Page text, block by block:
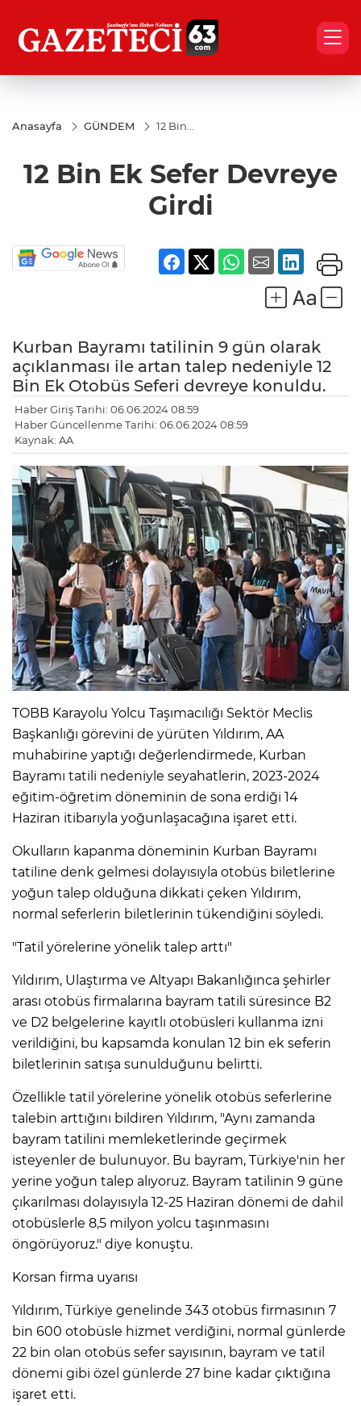
Anasayfa GÜNDEM
12 Bin
Girdi
12 Bin Ek Sefer Devreye
Girdi
Kurban Bayramı tatilinin 9 gün olarak
açıklanması ile artan talep nedeniyle 12
Bin Ek Otobüs Seferi devreye konuldu.
Haber Giriş Tarihi: 06.06.2024 08:59
Haber Güncellenme Tarihi: 06.06.2024 08:59
Kaynak: AA
TOBB Karayolu Yolcu Taşımacılığı Sektör Meclis
Başkanlığı görevini de yürüten Yıldırım, AA
muhabirine yaptığı değerlendirmede, Kurban
Bayramı tatili nedeniyle seyahatlerin, 2023-2024
eğitim-öğretim döneminin de sona erdiği 14
Haziran itibarıyla yoğunlaşacağına işaret etti.
Okulların kapanma döneminin Kurban Bayramı
tatiline denk gelmesi dolayısıyla otobüs biletlerine
yoğun talep olduğuna dikkati çeken Yıldırım,
normal seferlerin biletlerinin tükendiğini söyledi.
"Tatil yörelerine yönelik talep arttı"
Yıldırım, Ulaştırma ve Altyapı Bakanlığınca şehirler
arası otobüs firmalarına bayram tatili süresince B2
ve D2 belgelerine kayıtlı otobüsleri kullanma izni
verildiğini, bu kapsamda konulan 12 bin ek seferin
biletlerinin satışa sunulduğunu belirtti.
Özellikle tatil yörelerine yönelik otobüs seferlerine
talebin arttığını bildiren Yıldırım, "Aynı zamanda
bayram tatilini memleketlerinde geçirmek
isteyenler de bulunuyor. Bu bayram, Türkiye'nin her
yerine yoğun talep alıyoruz. Bayram tatilinin 9 güne
çıkarılması dolayısıyla 12-25 Haziran dönemi de dahil
otobüslerle 8,5 milyon yolcu taşınmasını
öngörüyoruz." diye konuştu.
Korsan firma uyarısı
Yıldırım, Türkiye genelinde 343 otobüs firmasının 7
bin 600 otobüsle hizmet verdiğini, normal günlerde
22 bin olan otobüs sefer sayısının, bayram ve tatil
dönemi gibi özel günlerde 27 bine kadar çıktığına
işaret etti.